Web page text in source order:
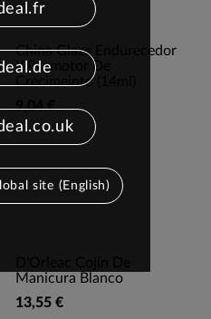
China Glaze Endurecedor
Y Promotor De
Crecimeinto (14ml)
9,04 €
Manicura Blanco
13,55 €
site (English)